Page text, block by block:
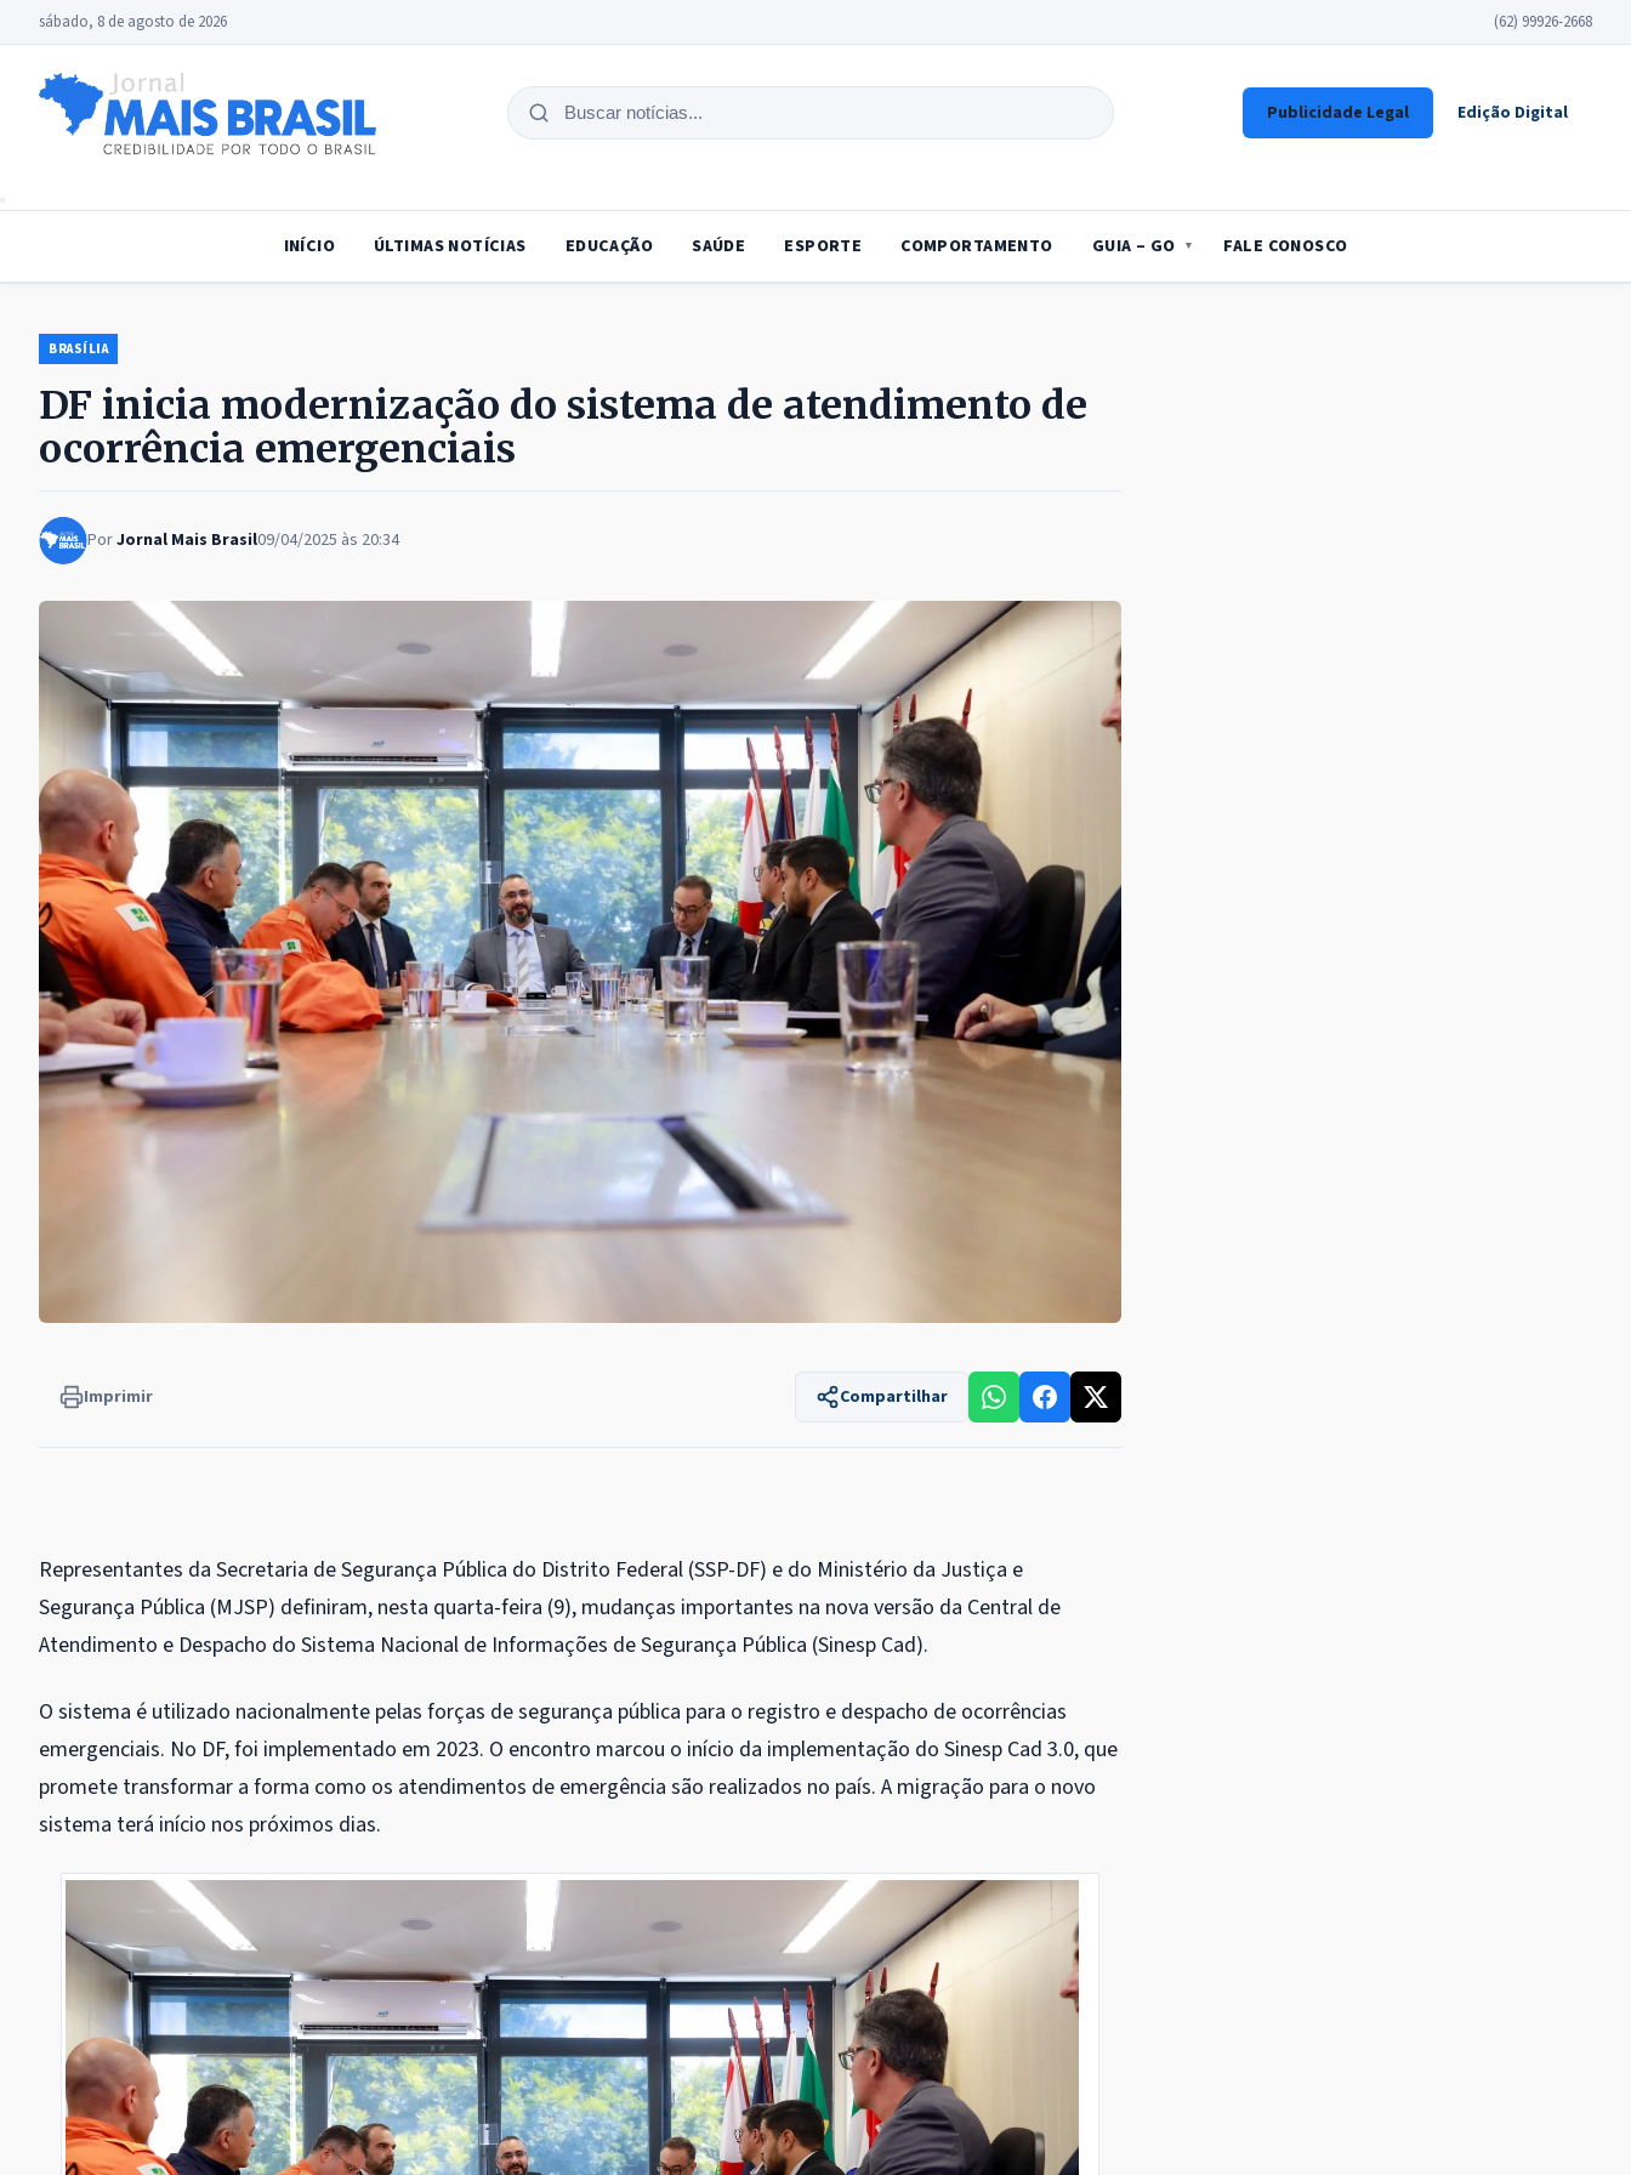
sábado, 8 de agosto de 2026 (62) 99926-2668
Buscar
Publicidade Legal Edição Digital
INÍCIO ÚLTIMAS NOTÍCIAS EDUCAÇÃO SAÚDE ESPORTE COMPORTAMENTO GUIA – GO FALE CONOSCO
BRASÍLIA
DF inicia modernização do sistema de atendimento de
ocorrência emergenciais
PorJornal Mais Brasil09/04/2025 às 20:34
Imprimir Compartilhar
Representantes da Secretaria de Segurança Pública do Distrito Federal (SSP-DF) e do Ministério da Justiça e
Segurança Pública (MJSP) definiram, nesta quarta-feira (9), mudanças importantes na nova versão da Central de
Atendimento e Despacho do Sistema Nacional de Informações de Segurança Pública (Sinesp Cad).
O sistema é utilizado nacionalmente pelas forças de segurança pública para o registro e despacho de ocorrências
emergenciais. No DF, foi implementado em 2023. O encontro marcou o início da implementação do Sinesp Cad 3.0, que
promete transformar a forma como os atendimentos de emergência são realizados no país. A migração para o novo
sistema terá início nos próximos dias.